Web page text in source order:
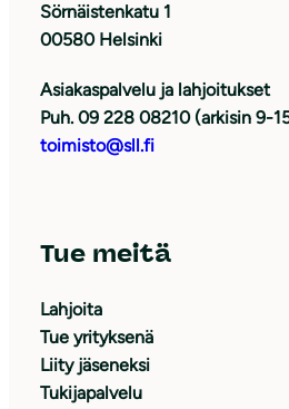
Sörnäistenkatu 1
00580 Helsinki
Asiakaspalvelu ja lahjoitukset
Puh. 09 228 08210 (arkisin 9-
toimisto@sll.fi
Tue meitä
Lahjoita
Tue yrityksenä
Liity jäseneksi
Tukijapalvelu